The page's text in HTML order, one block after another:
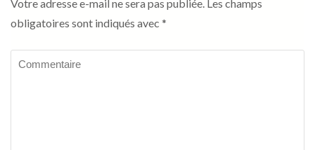
Votre adresse e-mail ne sera pas publiée. Les champs
obligatoires sont indiqués avec *
Commentaire